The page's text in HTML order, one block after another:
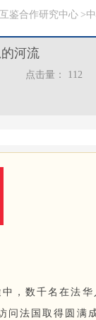
鉴合作研究中心
河流
点击量： 112
，数千名在法华
问法国取得圆满